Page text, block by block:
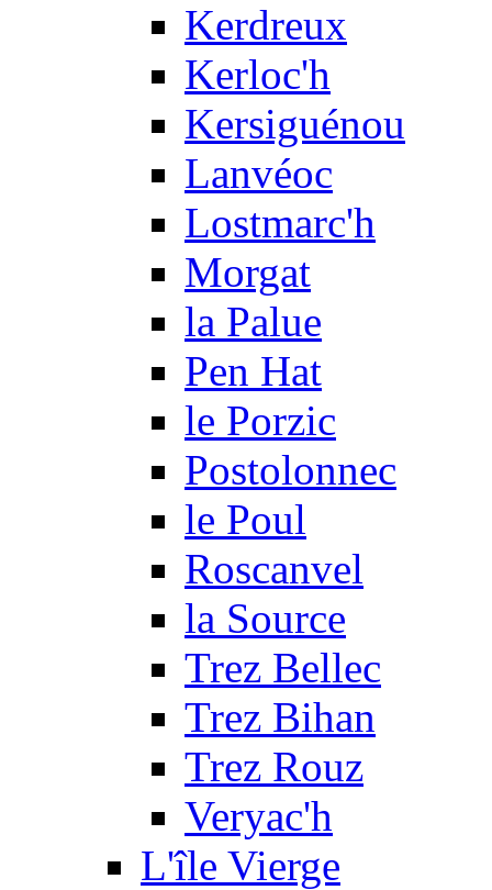
Kerdreux
Kerloc'h
Kersiguénou
Lanvéoc
Lostmarc'h
Morgat
la Palue
Pen Hat
le Porzic
Postolonnec
le Poul
Roscanvel
la Source
Trez Bellec
Trez Bihan
Trez Rouz
Veryac'h
L'île Vierge